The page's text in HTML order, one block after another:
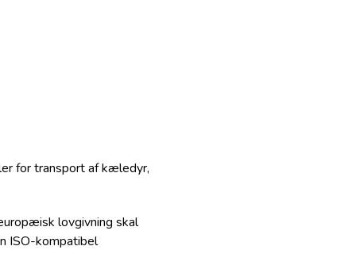
for transport af kæledyr,
lovgivning skal
ISO-kompatibel